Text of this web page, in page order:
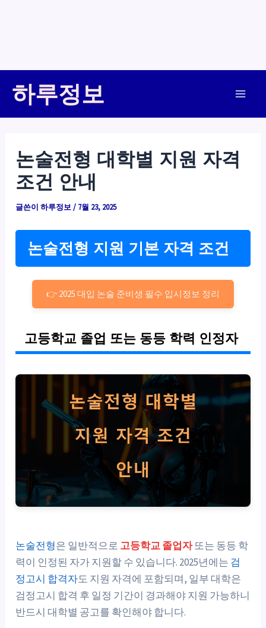
하루정보
논술전형 대학별 지원 자격
조건 안내
글쓴이하루정보/ 7월 23, 2025
논술전형 지원 기본 자격 조건
👉 2025 대입 논술 준비생 필수 입시정보 정리
고등학교 졸업 또는 동등 학력 인정자
논술전형은 일반적으로 고등학교 졸업자또는 동등 학
력이 인정된 자가 지원할 수 있습니다. 2025년에는 검
정고시 합격자도 지원 자격에 포함되며, 일부 대학은
검정고시 합격 후 일정 기간이 경과해야 지원 가능하니
반드시 대학별 공고를 확인해야 합니다.